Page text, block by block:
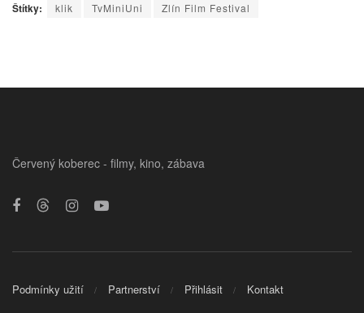
Štítky: klik TvMiniUni Zlín Film Festival
Červený koberec - filmy, kino, zábava
Podmínky užití Partnerství Přihlásit Kontakt